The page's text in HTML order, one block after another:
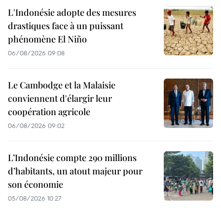
L'Indonésie adopte des mesures
drastiques face à un puissant
phénomène El Niño
06/08/2026 09:08
Le Cambodge et la Malaisie
conviennent d'élargir leur
coopération agricole
06/08/2026 09:02
L’Indonésie compte 290 millions
d’habitants, un atout majeur pour
son économie
05/08/2026 10:27